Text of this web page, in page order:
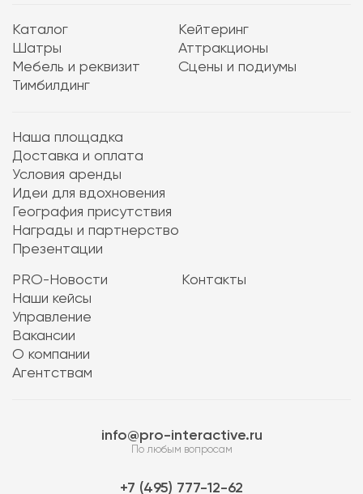
Каталог
Кейтеринг
Шатры
Аттракционы
Мебель и реквизит
Сцены и подиумы
Тимбилдинг
Наша площадка
Доставка и оплата
Условия аренды
Идеи для вдохновения
География присутствия
Награды и партнерство
Презентации
PRO-Новости
Наши кейсы
Управление
Вакансии
О компании
Агентствам
Контакты
info@pro-interactive.ru
По любым вопросам
7 (495) 777-12-62